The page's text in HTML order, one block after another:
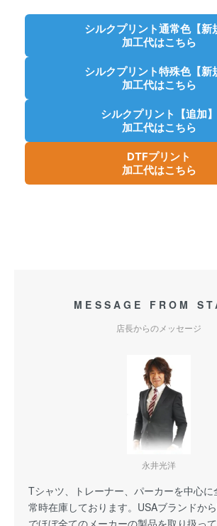
シルクプリント通常色【新
加工代はこちら
シルクプリント特殊色【新
加工代はこちら
シルクプリント【追加】
加工代はこちら
DTFプリント
加工代はこちら
MESSAGE FROM
店長からのメッセージ
永井光洋
Tシャツ、トレーナー、パーカーを中心
常時在庫しております。USAブランドか
でほぼ全てのメーカーの製品を取り扱っ